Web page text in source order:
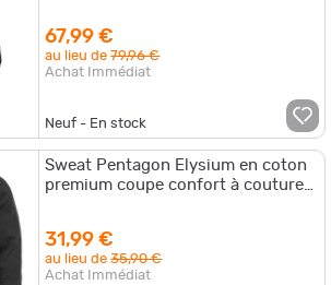
67,99 €
au lieu de79,96 €
Achat Immédiat
Neuf - En stock
Sweat Pentagon Elysium en coton
premium coupe confort à coutures
31,99 €
au lieu de35,90 €
Achat Immédiat